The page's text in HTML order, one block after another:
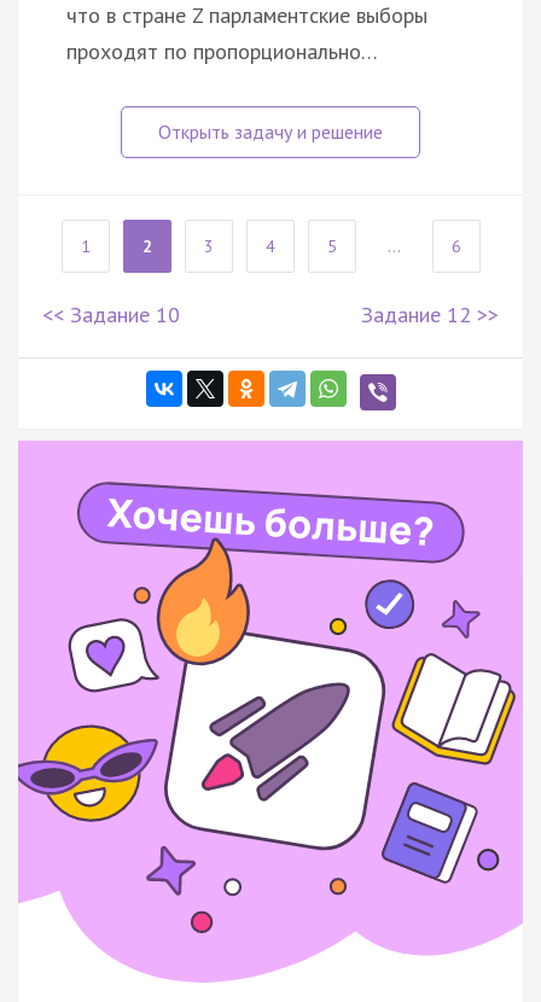
что в стране Z парламентские выборы
проходят по пропорционально…
1 2 3 4 5 ... 6
<< Задание 10 Задание 12 >>